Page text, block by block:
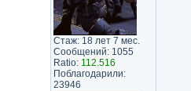
Стаж: 18 лет 7 мес.
Сообщений: 1055
Ratio: 112.516
Поблагодарили:
23946